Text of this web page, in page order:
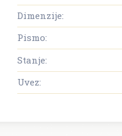
Dimenzije:
Pismo:
Stanje:
Uvez: